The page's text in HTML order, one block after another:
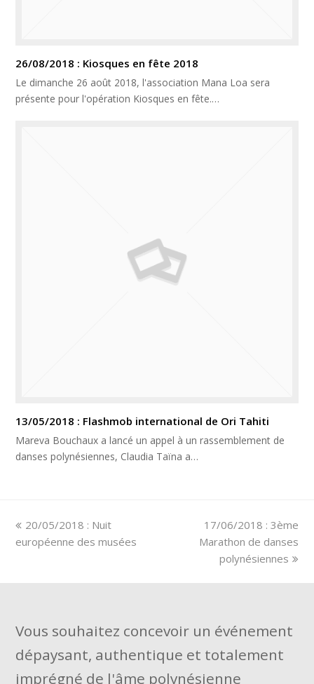
26/08/2018 : Kiosques en fête 2018
Le dimanche 26 août 2018, l'association Mana Loa sera
présente pour l'opération Kiosques en fête.…
13/05/2018 : Flashmob international de Ori Tahiti
Mareva Bouchaux a lancé un appel à un rassemblement de
danses polynésiennes, Claudia Taïna a…
previous
post:
20/05/2018 : Nuit
européenne des musées
next
post:
17/06/2018 : 3ème
Marathon de danses
polynésiennes
Vous souhaitez concevoir un événement
dépaysant, authentique et totalement
imprégné de l'âme polynésienne